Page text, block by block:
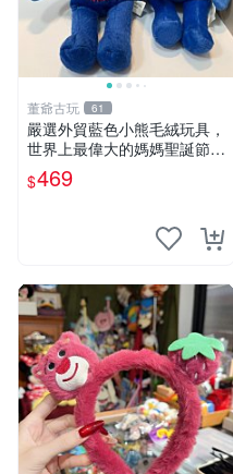
董爺古玩 61
嚴選外貿藍色小熊毛絨玩具，
世界上最偉大的媽媽聖誕節推
薦禮物 五角星 兒童玩具 母親
節
$469